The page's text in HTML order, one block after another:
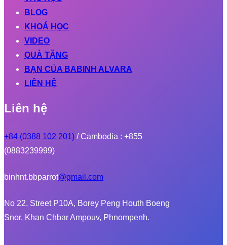
BLOG
KHOÁ HỌC
VIDEO
QUÀ TẶNG
BẠN CỦA BABINH ALVARA
LIÊN HỆ
Liên hệ
+84 (0388 102 201) / Cambodia : +855
(0883239999)
binhnt.bbparrot@gmail.com
No 22, Street P10A, Borey Peng Houth Boeng
Snor, Khan Chbar Ampouv, Phnompenh.